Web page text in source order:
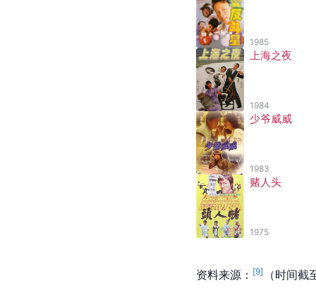
1985
上海之夜
1984
少爷威威
1983
赌人头
1975
资料来源： [9] （时间